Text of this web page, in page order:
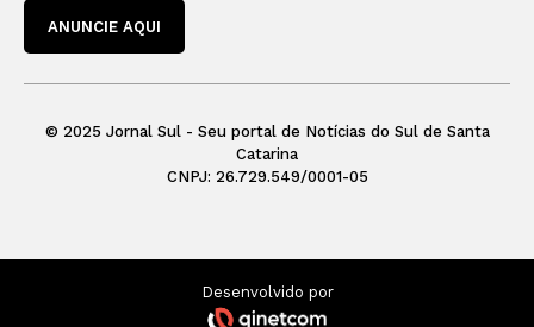
ANUNCIE AQUI
© 2025 Jornal Sul - Seu portal de Notícias do Sul de Santa
Catarina
CNPJ: 26.729.549/0001-05
Desenvolvido por